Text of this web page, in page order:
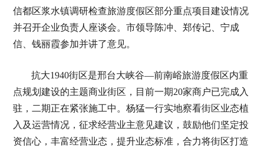
信都区浆水镇调研检查旅游度假区部分重点项目建设情况
并召开企业负责人座谈会。市领导陈冲、郑传记、宁成
信、钱丽霞参加并讲了意见。
抗大1940街区是邢台大峡谷—前南峪旅游度假区内重
点规划建设的主题商业街区，目前一期20家商户已完成入
驻，二期正在紧张施工中。杨猛一行实地察看街区业态植
入及运营情况，征求经营业主意见建议，鼓励他们坚定投
资信心，丰富经营业态，提升业态标准，合力将街区打造